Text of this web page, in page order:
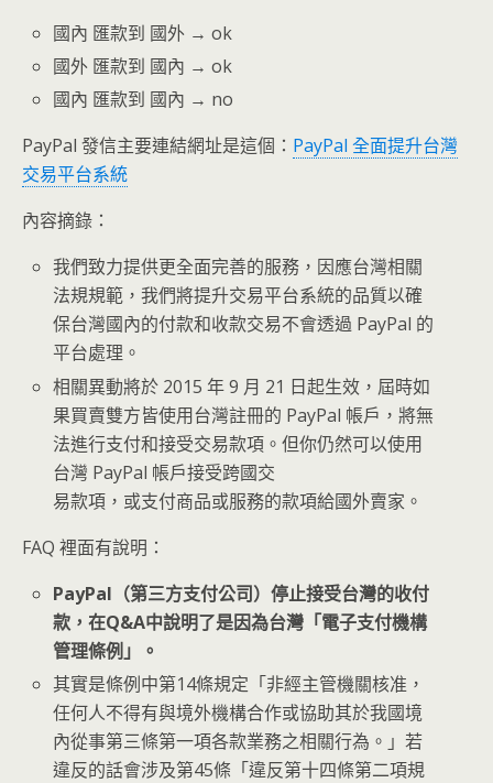
國內 匯款到 國外 → ok
國外 匯款到 國內 → ok
國內 匯款到 國內 → no
PayPal 發信主要連結網址是這個： PayPal 全面提升台灣
交易平台系統
內容摘錄：
我們致力提供更全面完善的服務，因應台灣相關
法規規範，我們將提升交易平台系統的品質以確
保台灣國內的付款和收款交易不會透過 PayPal 的
平台處理。
相關異動將於 2015 年 9 月 21 日起生效，屆時如
果買賣雙方皆使用台灣註冊的 PayPal 帳戶，將無
法進行支付和接受交易款項。但你仍然可以使用
台灣 PayPal 帳戶接受跨國交
易款項，或支付商品或服務的款項給國外賣家。
FAQ 裡面有說明：
PayPal（第三方支付公司）停止接受台灣的收付
款，在Q&A中說明了是因為台灣「電子支付機構
管理條例」。
其實是條例中第14條規定「非經主管機關核准，
任何人不得有與境外機構合作或協助其於我國境
內從事第三條第一項各款業務之相關行為。」若
違反的話會涉及第45條「違反第十四條第二項規